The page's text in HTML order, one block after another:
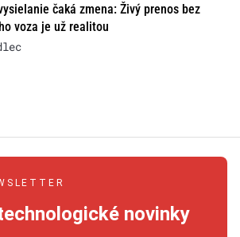
čaká zmena: Živý prenos bez
voza je už realitou
novinky